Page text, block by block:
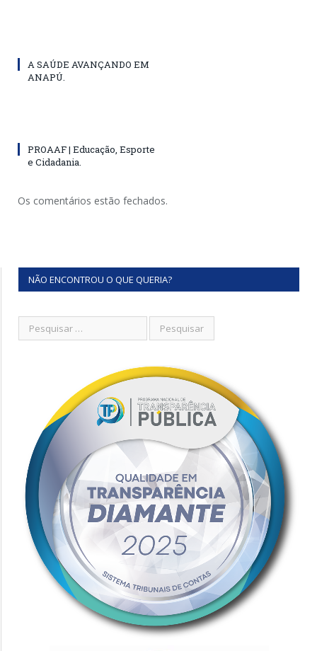
A SAÚDE AVANÇANDO EM
ANAPÚ.
PROAAF | Educação, Esporte
e Cidadania.
Os comentários estão fechados.
NÃO ENCONTROU O QUE QUERIA?